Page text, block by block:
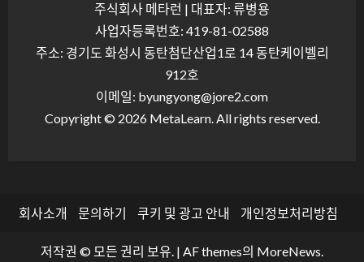
주식회사 메타런 | 대표자: 류병용
사업자등록번호: 419-81-02588
주소: 경기도 화성시 동탄첨단산업1로 14 동탄케이벨리
912호
이메일: byungyong@jore2.com
Copyright © 2026 MetaLearn. All rights reserved.
회사소개 문의하기 쿠키 및 광고 안내 개인정보처리방침
저작권 © 모든 권리 보유. | AF themes의 MoreNews.